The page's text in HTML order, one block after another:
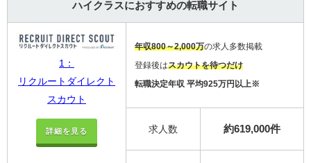
ハイクラスにおすすめの転職サイト
1：
リクルートダイレクト
スカウト
詳細を見る
年収800～2,000万の求人多数掲載
登録後はスカウトを待つだけ
転職決定年収 平均925万円以上※
求人数 約619,000件